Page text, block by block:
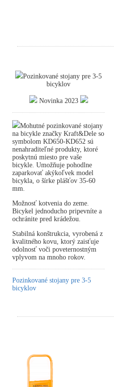
Pozinkované stojany pre 3-5
bicyklov
Novinka 2023
Mohutné pozinkované stojany
na bicykle značky Kraft&Dele so
symbolom KD650-KD652 sú
nenahraditeľné produkty, ktoré
poskytnú miesto pre vaše
bicykle. Umožňuje pohodlne
zaparkovať akýkoľvek model
bicykla, o šírke plášťov 35-60
mm.
Možnosť kotvenia do zeme.
Bicykel jednoducho pripevníte a
ochránite pred krádežou.
Stabilná konštrukcia, vyrobená z
kvalitného kovu, ktorý zaisťuje
odolnosť voči poveternostným
vplyvom na mnoho rokov.
Pozinkované stojany pre 3-5
bicyklov